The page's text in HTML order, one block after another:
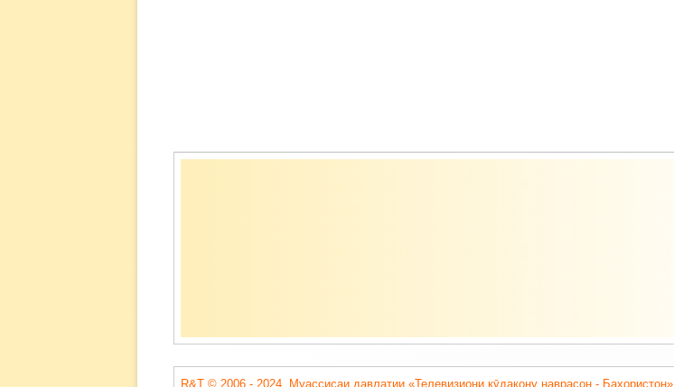
Содержимое
R&T © 2006 - 2024. Муассисаи давлатии «Телевизиони кӯдакону наврасон - Баҳористон».